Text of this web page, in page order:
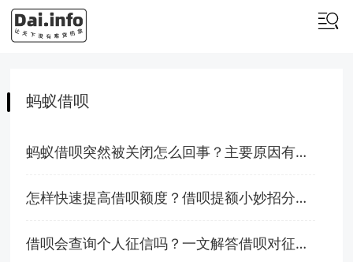
蚂蚁借呗
蚂蚁借呗突然被关闭怎么回事？主要原因有这些！
怎样快速提高借呗额度？借呗提额小妙招分享！
借呗会查询个人征信吗？一文解答借呗对征信的影响！